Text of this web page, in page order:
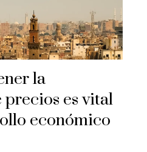
la
es vital
económico